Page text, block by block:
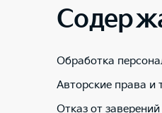
Обработка
Авторские права и
Отказ от